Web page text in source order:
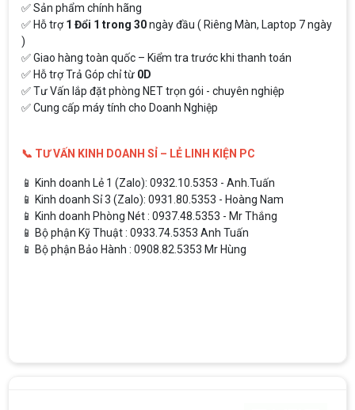
✅ Sản phẩm chính hãng
✅ Hỗ trợ1 Đổi 1 trong 30ngày đầu ( Riêng Màn, Laptop 7 ngày
)
✅ Giao hàng toàn quốc – Kiểm tra trước khi thanh toán
✅ Hỗ trợ Trả Góp chỉ từ 0D
✅ Tư Vấn lắp đặt phòng NET trọn gói - chuyên nghiệp
✅ Cung cấp máy tính cho Doanh Nghiệp
📞 TƯ VẤN KINH DOANH SỈ – LẺ LINH KIỆN PC
📱 Kinh doanh Lẻ 1 (Zalo): 0932.10.5353 - Anh.Tuấn
📱 Kinh doanh Sỉ 3 (Zalo): 0931.80.5353 - Hoàng Nam
📱 Kinh doanh Phòng Nét : 0937.48.5353 - Mr Thắng
📱 Bộ phận Kỹ Thuật : 0933.74.5353 Anh Tuấn
📱 Bộ phận Bảo Hành : 0908.82.5353 Mr Hùng